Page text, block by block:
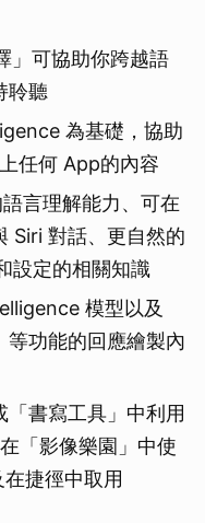
」可協助你跨越語
聆聽
為基礎，協助
任何 App的內容
言理解能力、可在
Siri 對話、更自然的
設定的相關知識
模型以及
等功能的回應繪製內
書寫工具」中利用
「影像樂園」中使
捷徑中取用